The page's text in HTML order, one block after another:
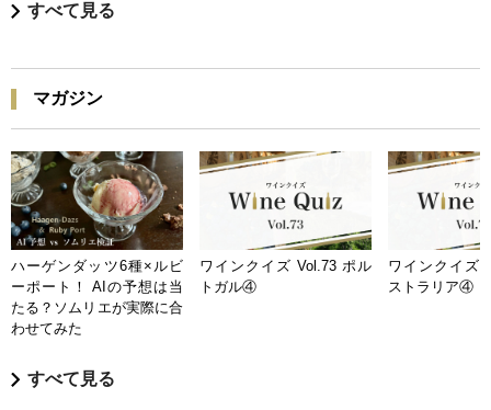
すべて見る
マガジン
ハーゲンダッツ6種×ルビ
ーポート！ AIの予想は当
たる？ソムリエが実際に合
わせてみた
ワインクイズ Vol.73 ポル
トガル④
ワインクイズ
ストラリア④
すべて見る